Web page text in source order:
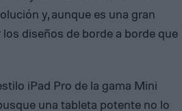
y, aunque es una gran
diseños de borde a borde que
iPad Pro de la gama Mini
una tableta potente no lo